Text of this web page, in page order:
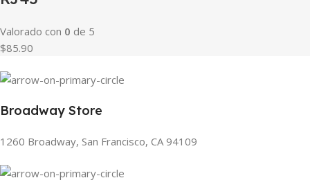
Valorado con 0 de 5
$85.90
Broadway Store
1260 Broadway, San Francisco, CA 94109